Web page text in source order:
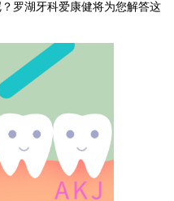
罗湖牙科爱康健将为您解答这